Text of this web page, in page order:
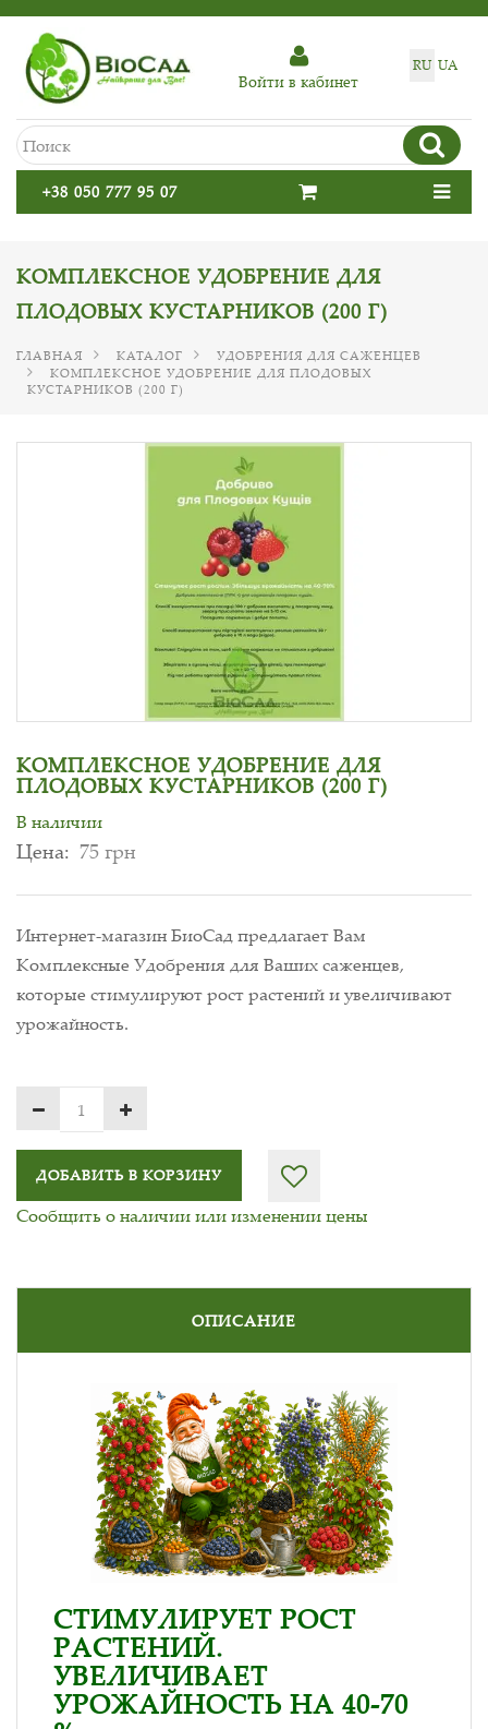
RU UA
Войти в кабинет
+38 050 777 95 07
КОМПЛЕКСНОЕ УДОБРЕНИЕ ДЛЯ
ПЛОДОВЫХ КУСТАРНИКОВ (200 Г)
ГЛАВНАЯ КАТАЛОГ
УДОБРЕНИЯ ДЛЯ САЖЕНЦЕВ
КОМПЛЕКСНОЕ УДОБРЕНИЕ ДЛЯ ПЛОДОВЫХ
КУСТАРНИКОВ (200 Г)
КОМПЛЕКСНОЕ УДОБРЕНИЕ ДЛЯ
ПЛОДОВЫХ КУСТАРНИКОВ (200 Г)
В наличии
Цена: 75 грн
Интернет-магазин БиоСад предлагает Вам
Комплексные Удобрения для Ваших саженцев,
которые стимулируют рост растений и увеличивают
урожайность.
ДОБАВИТЬ В КОРЗИНУ
Сообщить о наличии или изменении цены
ОПИСАНИЕ
СТИМУЛИРУЕТ РОСТ
РАСТЕНИЙ.
УВЕЛИЧИВАЕТ
УРОЖАЙНОСТЬ НА 40-70